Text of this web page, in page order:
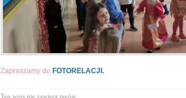
Zapraszamy do FOTORELACJI.
Ten wpis nie zawiera tagów